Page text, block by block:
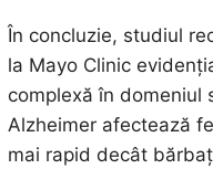
În concluzie, studiul
la Mayo Clinic
complexă în domeniul
Alzheimer afectează
mai rapid decât